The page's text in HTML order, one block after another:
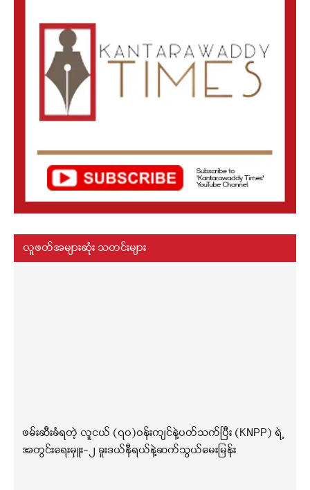
လူဖတ်အများဆုံး သတင်းများ
ဖမ်းဆီးခံရတဲ့ လူငယ် (၇၀)ဝန်းကျင်နဲ့ပတ်သက်ပြီး (KNPP) ရဲ့
အတွင်းရေးမှူး-၂ ခူးဒယ်နီရယ်နဲ့ဆက်သွယ်မေးမြန်း